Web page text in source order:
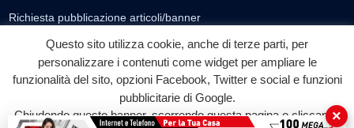
Richiesta pubblicazione articoli/banner
SEGUICI SUI SOCIAL
f
Facebook
◎ ▶
YouTube
Questo sito utilizza cookie, anche di terze parti, per
personalizzare i contenuti come widget per ampliare le
funzionalità del sito, opzioni Facebook, Twitter e social e funzioni
pubblicitarie di Google.
Chiudendo questo banner, scorrendo questa pagina o cliccando
×